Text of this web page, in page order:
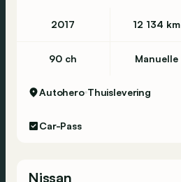
2017 12 134 km
90 ch Manuelle
Autohero Thuislevering
Car-Pass
Nissan